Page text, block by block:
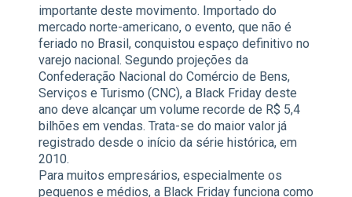
importante deste movimento. Importado do
mercado norte-americano, o evento, que não é
feriado no Brasil, conquistou espaço definitivo no
varejo nacional. Segundo projeções da
Confederação Nacional do Comércio de Bens,
Serviços e Turismo (CNC), a Black Friday deste
ano deve alcançar um volume recorde de R$ 5,4
bilhões em vendas. Trata-se do maior valor já
registrado desde o início da série histórica, em
2010.
Para muitos empresários, especialmente os
pequenos e médios, a Black Friday funciona como